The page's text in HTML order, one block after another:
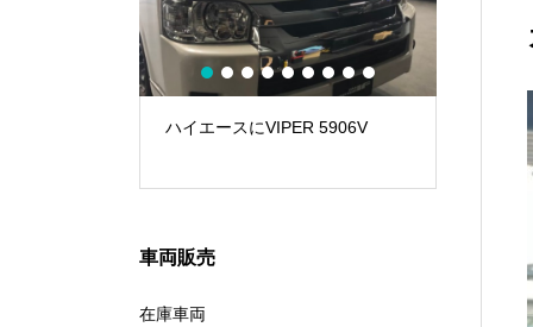
ハイエースにVIPER 5906V ハイエースにGrgo ZVT
1 2 3 4 5 6 7 8 9
車両販売
在庫車両